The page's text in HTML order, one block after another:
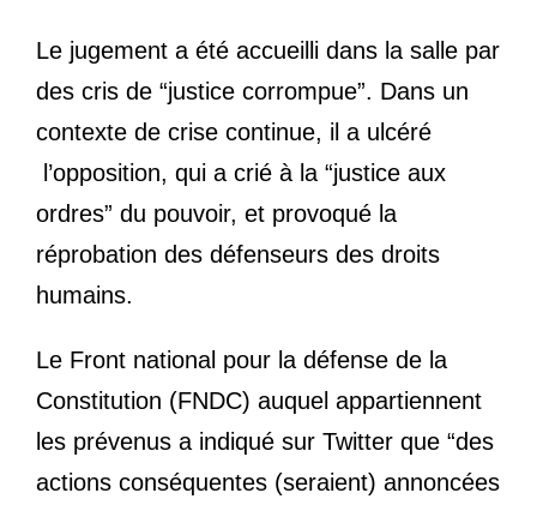
Le jugement a été accueilli dans la salle par
des cris de “justice corrompue”. Dans un
contexte de crise continue, il a ulcéré
l’opposition, qui a crié à la “justice aux
ordres” du pouvoir, et provoqué la
réprobation des défenseurs des droits
humains.
Le Front national pour la défense de la
Constitution (FNDC) auquel appartiennent
les prévenus a indiqué sur Twitter que “des
actions conséquentes (seraient) annoncées